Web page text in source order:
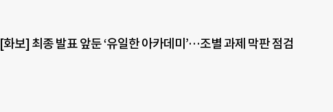
[화보] 최종 발표 앞둔 ‘유일한 아카데미’…조별 과제 막판 점검